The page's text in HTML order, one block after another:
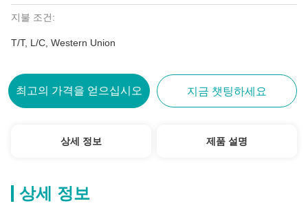
지불 조건:
T/T, L/C, Western Union
최고의 가격을 얻으십시오 지금 챗팅하세요
상세 정보 제품 설명
상세 정보